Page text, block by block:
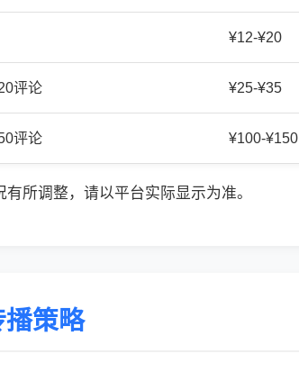
¥12-¥20
评论 ¥25-¥35
评论 ¥100-¥150
所调整，请以平台实际显示为准。
策略